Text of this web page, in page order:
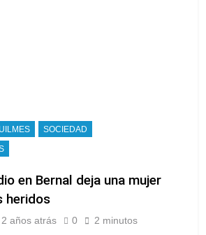
SOCIEDAD
en Bernal deja una mujer
heridos
2 años atrás 0 2 minutos